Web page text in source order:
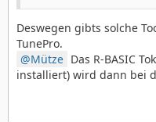
Deswegen gibts solche
TunePro.
Mütze Das R-BASIC
installiert) wird dann bei